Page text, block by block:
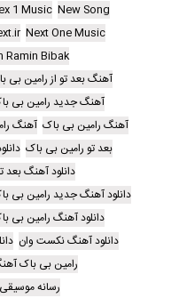
New Song
1 Music
Next One Music
Ramin Bibak
آهنگ بعد تو از رامین بی
آهنگ جدید رامین بی
آهنگ رامین بی باک آهنگ
بعد تو رامین بی باک
دانلود آهنگ بعد
دانلود آهنگ جدید رامین بی
دانلود آهنگ رامین بی
دانلود آهنگ نکست وان
رامین بی باک
رسانه